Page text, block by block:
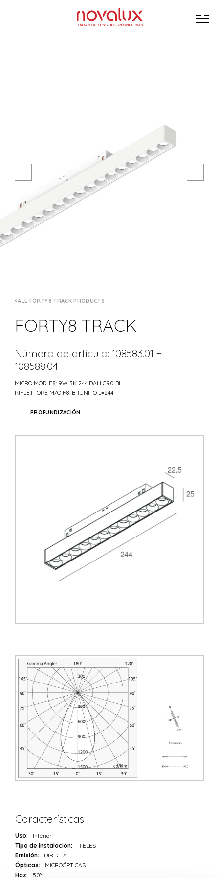
ALL FORTY8 TRACK PRODUCTS
FORTY8 TRACK
Número de artículo: 108583.01 +
108588.04
MICRO MOD. F8: 9W 3K 244 DALI C90 BI
RIFLETTORE M/O F8: BRUNITO L=244
PROFUNDIZACIÓN
Características
Uso:
Interior
Tipo de instalación:
RIELES
Emisión:
DIRECTA
Ópticas:
MICROÓPTICAS
Haz:
50°